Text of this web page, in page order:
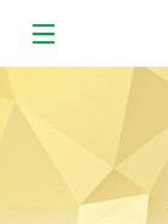
業務發展